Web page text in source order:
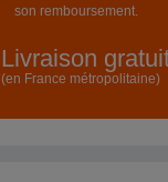
son remboursement.
Livraison
(en France métropolitaine)